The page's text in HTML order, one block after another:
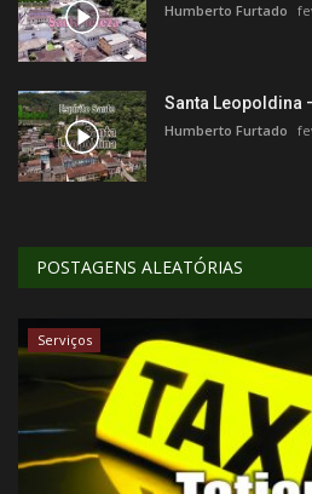
Humberto Furtado
Santa Leopoldina
Humberto Furtado
POSTAGENS ALEATÓRIAS
Serviços